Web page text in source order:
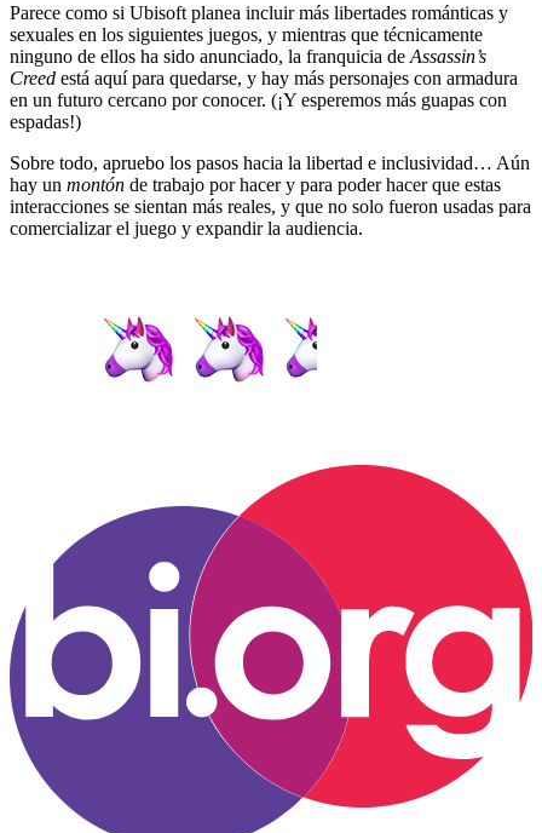
Parece como si Ubisoft planea incluir más libertades románticas y
sexuales en los siguientes juegos, y mientras que técnicamente
ninguno de ellos ha sido anunciado, la franquicia de Assassin’s
Creed está aquí para quedarse, y hay más personajes con armadura
en un futuro cercano por conocer. (¡Y esperemos más guapas con
espadas!)
Sobre todo, apruebo los pasos hacia la libertad e inclusividad… Aún
hay un montón de trabajo por hacer y para poder hacer que estas
interacciones se sientan más reales, y que no solo fueron usadas para
comercializar el juego y expandir la audiencia.